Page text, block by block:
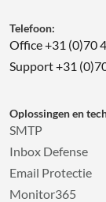
Telefoon:
Office +31 (0)70
Support +31
Oplossingen en
SMTP
Inbox Defense
Email Protectie
Monitor365